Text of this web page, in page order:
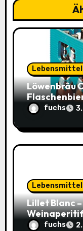
t
nLöwenbräu
17,49€) –
Original
fuchs
Lillet Blanc
Weinaperitif
im Sparabo
fuchs